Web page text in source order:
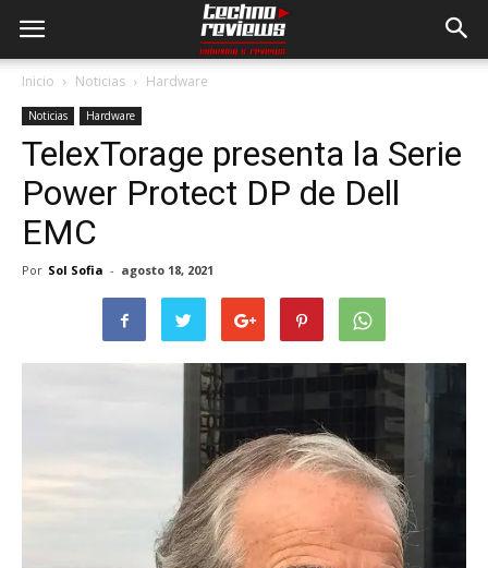
Inicio Noticias Hardware
Noticias Hardware
TelexTorage presenta la Serie
Power Protect DP de Dell
EMC
Por Sol Sofia - agosto 18, 2021